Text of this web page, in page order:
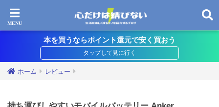
本を買うならポイント還元で安く買おう
ホーム レビュー